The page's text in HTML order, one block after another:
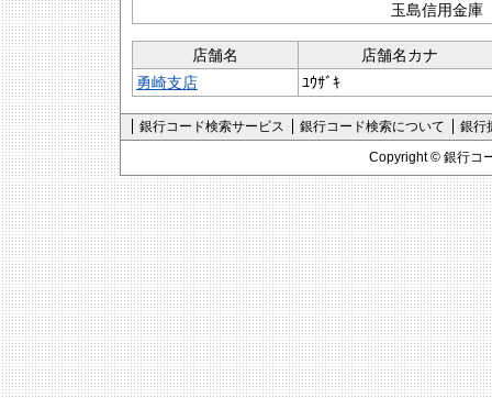
玉島信用金庫
店舗名
店舗名カナ
勇崎支店
ﾕｳｻﾞｷ
銀行コード検索サービス 銀行コード検索について
銀行
Copyright © 銀行コ